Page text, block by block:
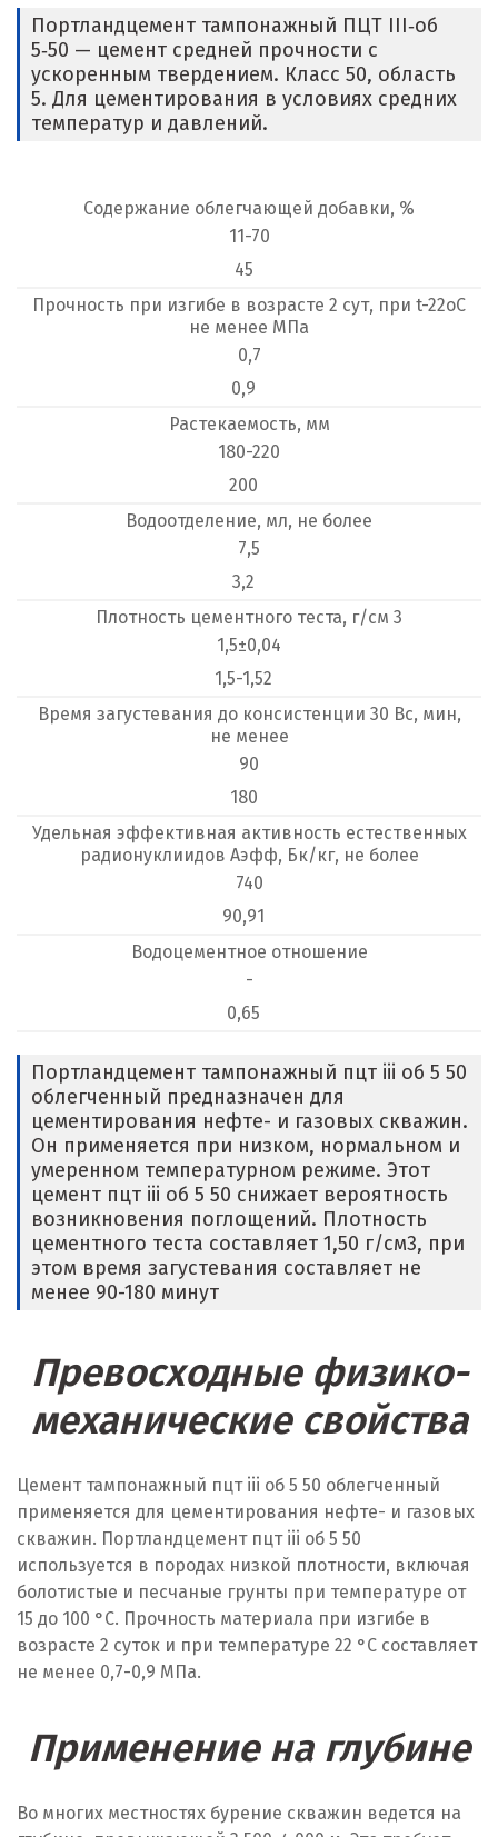
Портландцемент тампонажный ПЦТ III‑об
5‑50 — цемент средней прочности с
ускоренным твердением. Класс 50, область
5. Для цементирования в условиях средних
температур и давлений.
Содержание облегчающей добавки, %
11-70
45
Прочность при изгибе в возрасте 2 сут, при t-22оС
не менее МПа
0,7
0,9
Растекаемость, мм
180-220
200
Водоотделение, мл, не более
7,5
3,2
Плотность цементного теста, г/см 3
1,5±0,04
1,5-1,52
Время загустевания до консистенции 30 Вс, мин,
не менее
90
180
Удельная эффективная активность естественных
радионуклиидов Аэфф, Бк/кг, не более
740
90,91
Водоцементное отношение
-
0,65
Портландцемент тампонажный пцт iii об 5 50
облегченный предназначен для
цементирования нефте- и газовых скважин.
Он применяется при низком, нормальном и
умеренном температурном режиме. Этот
цемент пцт iii об 5 50 снижает вероятность
возникновения поглощений. Плотность
цементного теста составляет 1,50 г/см3, при
этом время загустевания составляет не
менее 90-180 минут
Превосходные физико-
механические свойства
Цемент тампонажный пцт iii об 5 50 облегченный
применяется для цементирования нефте- и газовых
скважин. Портландцемент пцт iii об 5 50
используется в породах низкой плотности, включая
болотистые и песчаные грунты при температуре от
15 до 100 °C. Прочность материала при изгибе в
возрасте 2 суток и при температуре 22 °C составляет
не менее 0,7-0,9 МПа.
Применение на глубине
Во многих местностях бурение скважин ведется на